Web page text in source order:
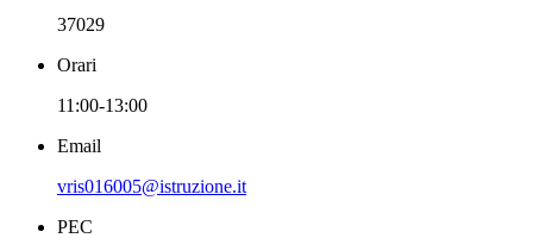
37029
Orari
11:00-13:00
Email
vris016005@istruzione.it
PEC